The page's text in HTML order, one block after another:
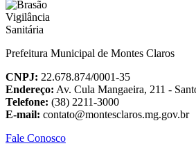
Prefeitura Municipal de Montes Claros
CNPJ: 22.678.874/0001-35
Endereço: Av. Cula Mangaeira, 211 -
Telefone: (38) 2211-3000
E-mail: contato@montesclaros.mg.gov.br
Fale Conosco